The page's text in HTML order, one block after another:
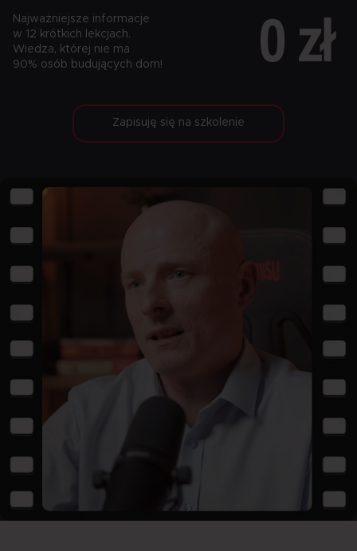
Najważniejsze informacje
w 12 krótkich lekcjach.
Wiedza, której nie ma
90% osób budujących dom!
0 zł
Zapisuję się na szkolenie